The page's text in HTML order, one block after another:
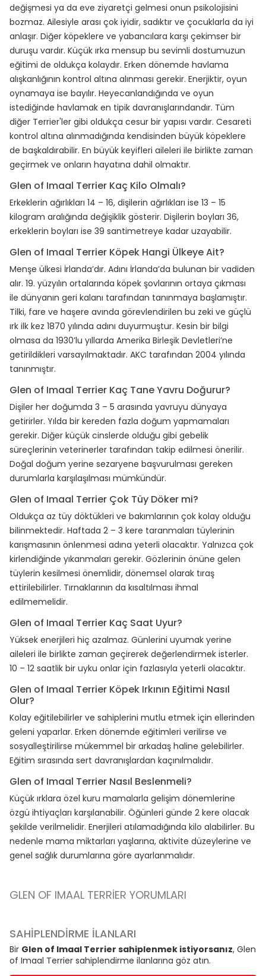
değişmesi ya da eve ziyaretçi gelmesi onun psikolojisini
bozmaz. Ailesiyle arası çok iyidir, sadıktır ve çocuklarla da iyi
anlaşır. Diğer köpeklere ve yabancılara karşı çekimser bir
duruşu vardır. Küçük ırka mensup bu sevimli dostumuzun
eğitimi de oldukça kolaydır. Erken dönemde havlama
alışkanlığının kontrol altına alınması gerekir. Enerjiktir, oyun
oynamaya ise bayılır. Heyecanlandığında ve oyun
istediğinde havlamak en tipik davranışlarındandır. Tüm
diğer Terrier'ler gibi oldukça cesur bir yapısı vardır. Cesareti
kontrol altına alınmadığında kendisinden büyük köpeklere
de başkaldırabilir. En büyük keyifleri aileleri ile birlikte zaman
geçirmek ve onların hayatına dahil olmaktır.
Glen of Imaal Terrier Kaç Kilo Olmalı?
Erkeklerin ağırlıkları 14 – 16, dişilerin ağırlıkları ise 13 – 15
kilogram aralığında değişiklik gösterir. Dişilerin boyları 36,
erkeklerin boyları ise 39 santimetreye kadar uzayabilir.
Glen of Imaal Terrier Köpek Hangi Ülkeye Ait?
Menşe ülkesi İrlanda’dır. Adını İrlanda’da bulunan bir vadiden
alır. 19. yüzyılın ortalarında köpek şovlarının ortaya çıkması
ile dünyanın geri kalanı tarafından tanınmaya başlamıştır.
Tilki, fare ve haşere avında görevlendirilen bu zeki ve güçlü
ırk ilk kez 1870 yılında adını duyurmuştur. Kesin bir bilgi
olmasa da 1930’lu yıllarda Amerika Birleşik Devletleri’ne
getirildikleri varsayılmaktadır. AKC tarafından 2004 yılında
tanınmıştır.
Glen of Imaal Terrier Kaç Tane Yavru Doğurur?
Dişiler her doğumda 3 – 5 arasında yavruyu dünyaya
getirirler. Yılda bir kereden fazla doğum yapmamaları
gerekir. Diğer küçük cinslerde olduğu gibi gebelik
süreçlerinin veterinerler tarafından takip edilmesi önerilir.
Doğal doğum yerine sezaryene başvurulması gereken
durumlarla karşılaşılması mümkündür.
Glen of Imaal Terrier Çok Tüy Döker mi?
Oldukça az tüy döktükleri ve bakımlarının çok kolay olduğu
bilinmektedir. Haftada 2 – 3 kere taranmaları tüylerinin
karışmasının önlenmesi adına yeterli olacaktır. Yalnızca çok
kirlendiğinde yıkanmaları gerekir. Gözlerinin önüne gelen
tüylerin kesilmesi önemlidir, dönemsel olarak tıraş
ettirilebilirler. Tırnaklarının da kısaltılması ihmal
edilmemelidir.
Glen of Imaal Terrier Kaç Saat Uyur?
Yüksek enerjileri hiç azalmaz. Günlerini uyumak yerine
aileleri ile birlikte zaman geçirerek değerlendirmek isterler.
10 – 12 saatlik bir uyku onlar için fazlasıyla yeterli olacaktır.
Glen of Imaal Terrier Köpek Irkının Eğitimi Nasıl
Olur?
Kolay eğitilebilirler ve sahiplerini mutlu etmek için ellerinden
geleni yaparlar. Erken dönemde eğitimleri verilirse ve
sosyalleştirilirse mükemmel bir arkadaş haline gelebilirler.
Eğitim sırasında sert davranışlardan kaçınılmalıdır.
Glen of Imaal Terrier Nasıl Beslenmeli?
Küçük ırklara özel kuru mamalarla gelişim dönemlerine
özgü ihtiyaçları karşılanabilir. Öğünleri günde 2 kere olacak
şekilde verilmelidir. Enerjileri atılamadığında kilo alabilirler. Bu
nedenle mama miktarları yaşlarına, aktivite düzeylerine ve
genel sağlık durumlarına göre ayarlanmalıdır.
GLEN OF IMAAL TERRIER YORUMLARI
SAHİPLENDİRME İLANLARI
Bir Glen of Imaal Terrier sahiplenmek istiyorsanız, Glen
of Imaal Terrier sahiplendirme ilanlarına göz atın.